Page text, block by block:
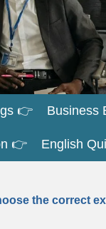
👉 Business
👉 English
the correct